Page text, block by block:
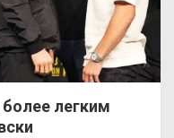
легким